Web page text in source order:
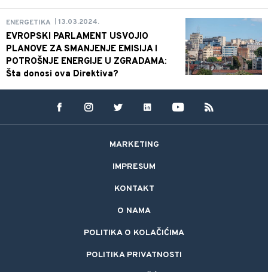
ENERGETIKA 13.03.2024.
EVROPSKI PARLAMENT USVOJIO
PLANOVE ZA SMANJENJE EMISIJA I
POTROŠNJE ENERGIJE U ZGRADAMA:
Šta donosi ova Direktiva?
MARKETING
IMPRESUM
KONTAKT
O NAMA
POLITIKA O KOLAČIĆIMA
POLITIKA PRIVATNOSTI